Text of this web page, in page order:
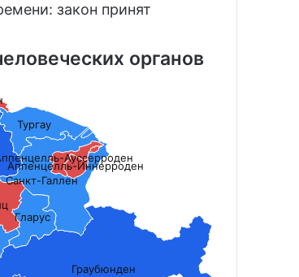
закон принят
органов
Аппенцелль-Иннерроден
Ауссерроден
Гларус
Тургау
Санкт-Галлен
Граубюнден